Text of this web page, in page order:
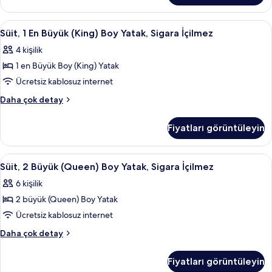
tüm
fotoğrafları
görün
(Queen)
Boy
Yatak
daha
fazla
detay
Süit,
1
En
Büyük
(King)
Boy
İçilmez
için
tüm
fotoğrafları
görün
Süit, 1 En Büyük (King) Boy Yatak,
3
Süit, 1 En Büyük (King) Boy Yatak, Sigara İçilmez
4 kişilik
1 en Büyük Boy (King) Yatak
Ücretsiz kablosuz internet
Daha çok detay
Süit,
(King)
Boy
Yatak,
İçilmez
hakkında
daha
fazla
detay
Fiyatları görüntüleyin
Süit,
2
Büyük
(Queen)
Boy
Yatak,
Masa, ses yalıtımı, ütü/ütü masası,
3
Süit, 2 Büyük (Queen) Boy Yatak, Sigara İçilmez
6 kişilik
2 büyük (Queen) Boy Yatak
Ücretsiz kablosuz internet
Daha çok detay
Süit,
Fiyatları görüntüleyin